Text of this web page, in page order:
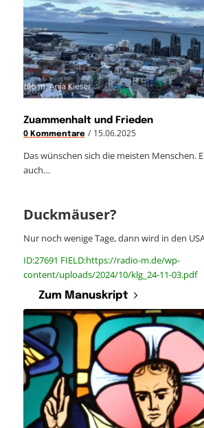
Zuammenhalt und Frieden
0 Kommentare / 15.06.2025
Das wünschen sich die meisten Menschen.
auch…
Duckmäuser?
Nur noch wenige Tage, dann wird in den
ID:27691 FIELD:https://radio-m.de/wp-
content/uploads/2024/10/klg_24-11-03.pdf
Zum Manuskript